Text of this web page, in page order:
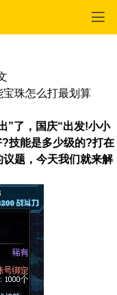
珠怎么打最划算
”了，国庆“出发!小小
技能是多少级的?打在
题，今天我们就来解